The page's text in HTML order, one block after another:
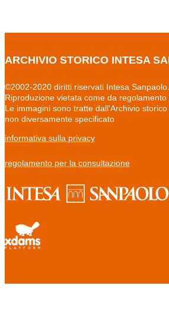
ARCHIVIO STORICO INTESA
©2002-2020 diritti riservati Intesa Sanpaolo.
Riproduzione vietata come da
Le immagini sono tratte dall'Archivio
non diversamente specificato
informativa sulla privacy
regolamento per la consultazione